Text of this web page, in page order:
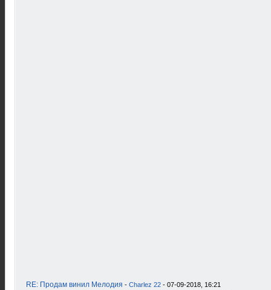
RE: Продам винил Мелодия - Charlez 22 - 07-09-2018, 16:21